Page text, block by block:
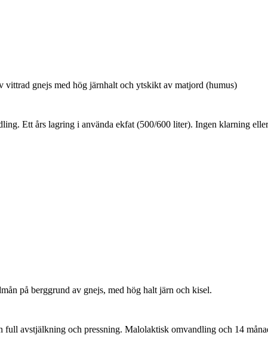
vittrad gnejs med hög järnhalt och ytskikt av matjord (humus)
Ett års lagring i använda ekfat (500/600 liter). Ingen klarning
på berggrund av gnejs, med hög halt järn och kisel.
full avstjälkning och pressning. Malolaktisk omvandling och 14